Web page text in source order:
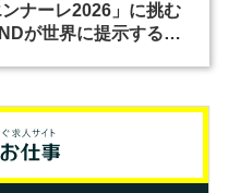
ナーレ2026」に挑む
が世界に提示する美